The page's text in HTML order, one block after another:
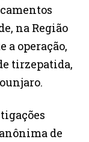
na Região
a operação,
tirzepatida,
de